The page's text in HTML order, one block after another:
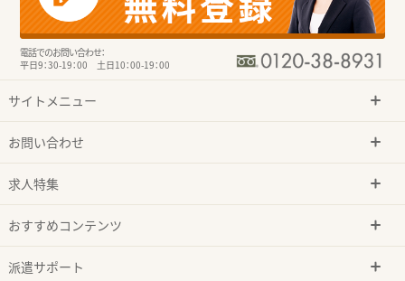
電話でのお問い合わせ：
平日9：30-19：00 土日10：00-19：00
サイトメニュー
お問い合わせ
求人特集
おすすめコンテンツ
派遣サポート